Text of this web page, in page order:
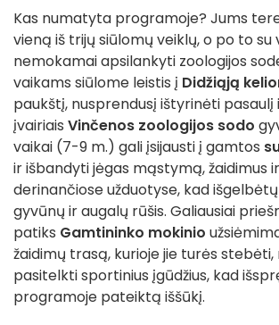
Kas numatyta programoje? Jums
vieną iš trijų siūlomų veiklų, o po to su
nemokamai apsilankyti zoologijos
vaikams siūlome leistis į Didžiąją
paukštį, nusprendusį ištyrinėti pasaulį
įvairiais Vinčenos zoologijos sodo
vaikai (7-9 m.) gali įsijausti į gamtos
ir išbandyti jėgas mąstymą, žaidimus
derinančiose užduotyse, kad
gyvūnų ir augalų rūšis. Galiausiai
patiks Gamtininko mokinio
žaidimų trasą, kurioje jie turės
pasitelkti sportinius įgūdžius, kad
programoje pateiktą iššūkį.